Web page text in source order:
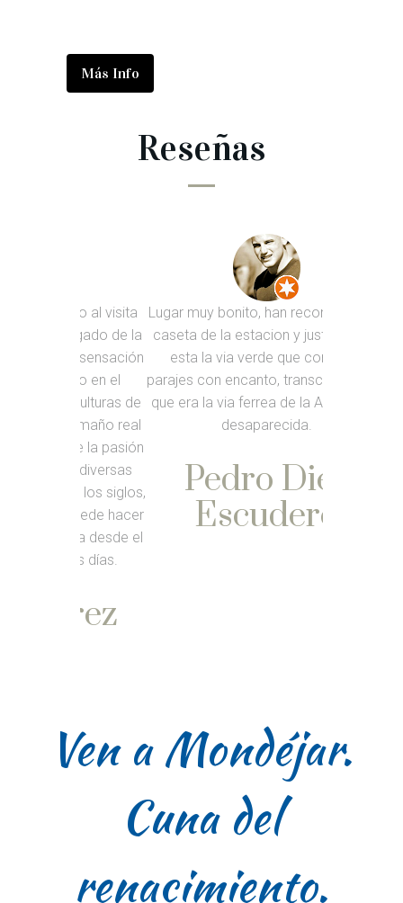
Más Info
Reseñas
Lugar muy bonito, han reconstruido la
caseta de la estacion y justo al lado
esta la via verde que corre por
parajes con encanto, transcurre por lo
que era la via ferrea de la Alcarria, ya
desaparecida.
Pedro Diez
Escudero
Ven a Mondéjar.
Cuna del
renacimiento.